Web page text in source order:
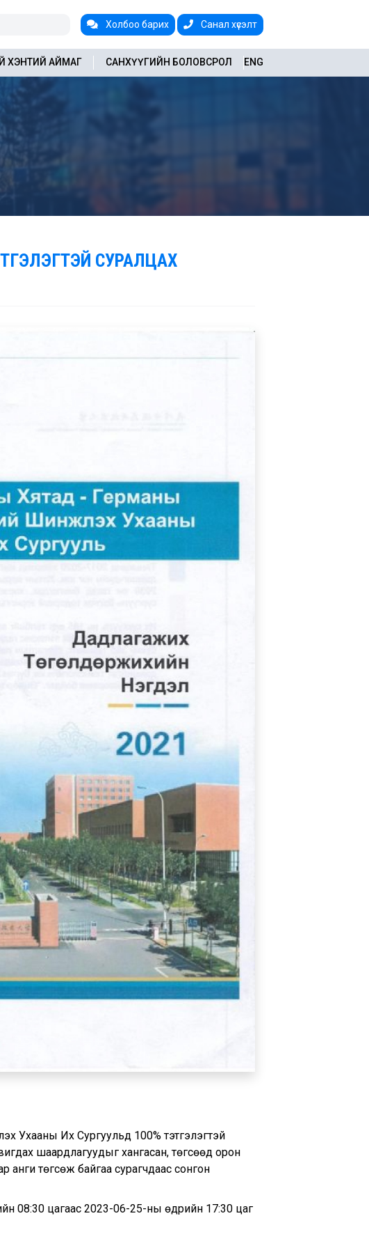
Холбоо барих Санал хүсэлт
ENG
ХЭНТИЙ АЙМАГ САНХҮҮГИЙН БОЛОВСРОЛ
СУРАЛЦАХ
Их Сургуульд 100% тэтгэлэгтэй
шаардлагуудыг хангасан, төгсөөд орон
төгсөж байгаа сурагчдаас сонгон
цагаас 2023-06-25-ны өдрийн 17:30 цаг